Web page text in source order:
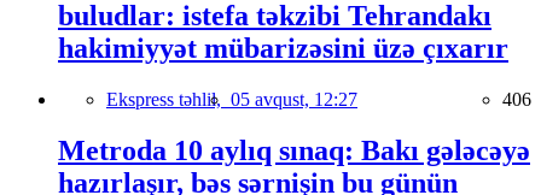
buludlar: istefa təkzibi Tehrandakı
hakimiyyət mübarizəsini üzə çıxarır
Ekspress təhlil, 05 avqust, 12:27 406
Metroda 10 aylıq sınaq: Bakı gələcəyə
hazırlaşır, bəs sərnişin bu günün